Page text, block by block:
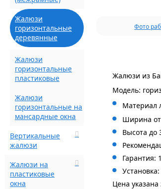
Жалюзи
горизонтальные
деревянные
Жалюзи
горизонтальные
пластиковые
Жалюзи
горизонтальные на
мансардные окна
Вертикальные
жалюзи
Жалюзи на
пластиковые
окна
Фото
Жалюзи из
Модель:
Материал
Ширина от
Высота до
Гарантия:
Цена